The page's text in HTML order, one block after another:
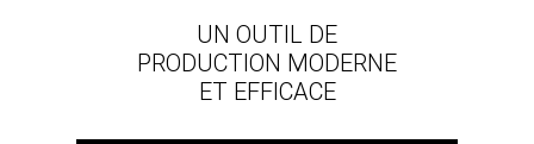
UN OUTIL DE
PRODUCTION MODERNE
ET EFFICACE